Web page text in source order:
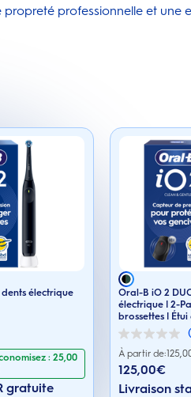
professionnelle et une
électrique
: 25,00
gratuite
Oral-B iO 2
électrique | 2-
brossettes |
0.0
sur
étoiles.
À partir de:
125,00€
Livraison